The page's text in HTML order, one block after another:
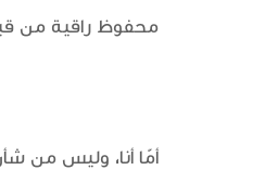
محفوظ راقية من
أمّا أنا، وليس من